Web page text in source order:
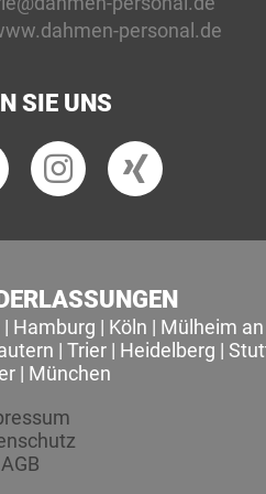
personal.de
SIE UNS
| Hamburg | Köln | Mülheim
| Trier| Heidelberg |
| München
AGB